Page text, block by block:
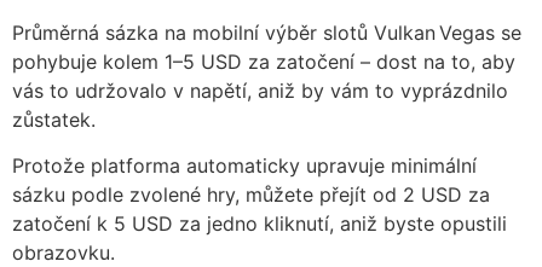
Průměrná sázka na mobilní výběr slotů Vulkan Vegas se
pohybuje kolem 1–5 USD za zatočení – dost na to, aby
vás to udržovalo v napětí, aniž by vám to vyprázdnilo
zůstatek.
Protože platforma automaticky upravuje minimální
sázku podle zvolené hry, můžete přejít od 2 USD za
zatočení k 5 USD za jedno kliknutí, aniž byste opustili
obrazovku.